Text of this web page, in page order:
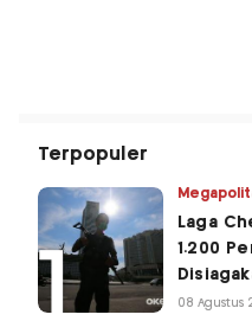
Terpopuler
Laga
1.200
08 Agustus